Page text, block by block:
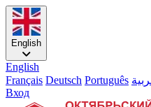
English
English
Français Deutsch Português
Вход